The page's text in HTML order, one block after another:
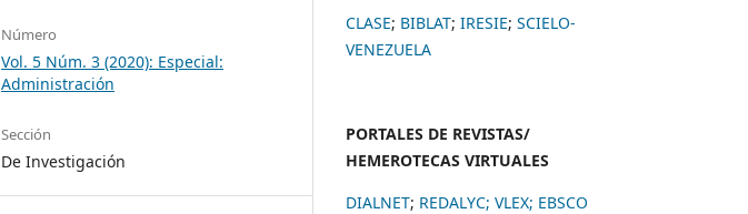
Número
Vol. 5 Núm. 3 (2020): Especial:
Administración
Sección
De Investigación
CLASE; BIBLAT; IRESIE; SCIELO-
VENEZUELA
PORTALES DE REVISTAS/
HEMEROTECAS VIRTUALES
DIALNET; REDALYC; VLEX; EBSCO